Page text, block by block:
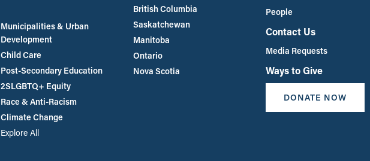
Municipalities & Urban
Development
Child Care
Post-Secondary Education
2SLGBTQ+ Equity
Race & Anti-Racism
Climate Change
Explore All
British Columbia
Saskatchewan
Manitoba
Ontario
Nova Scotia
People
Contact Us
Media Requests
Ways to Give
DONATE NOW